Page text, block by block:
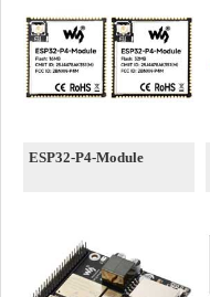
ESP32-P4-Module